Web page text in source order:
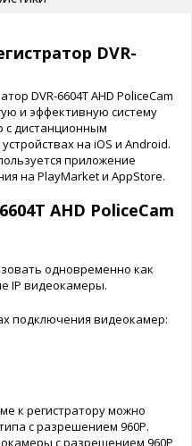
DVR-
DVR-6604T AHD PoliceCam
и эффективную систему
с дистанционным
на iOS и Android.
приложение
на PlayMarket и AppStore.
AHD PoliceCam
одновременно как
IP видеокамеры.
подключения видеокамер:
к регистратору можно
с разрешением 960P.
с разрешением 960P